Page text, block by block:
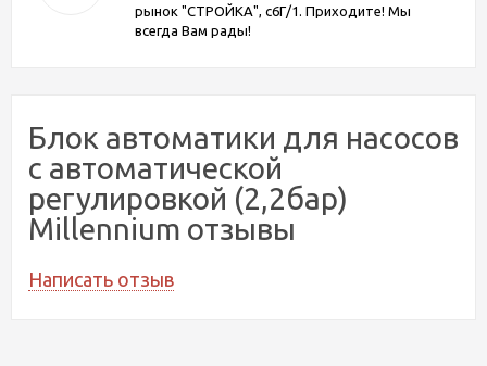
рынок "СТРОЙКА", с6Г/1. Приходите! Мы
всегда Вам рады!
Блок автоматики для насосов
с автоматической
регулировкой (2,2бар)
Millennium отзывы
Написать отзыв